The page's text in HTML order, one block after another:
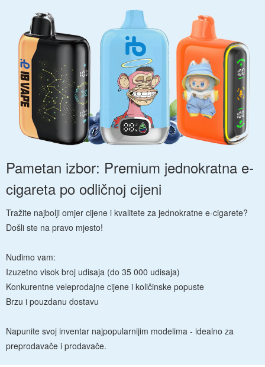
Pametan izbor: Premium jednokratna e-
cigareta po odličnoj cijeni
Tražite najbolji omjer cijene i kvalitete za jednokratne e-cigarete?
Došli ste na pravo mjesto!
Nudimo vam:
Izuzetno visok broj udisaja (do 35 000 udisaja)
Konkurentne veleprodajne cijene i količinske popuste
Brzu i pouzdanu dostavu
Napunite svoj inventar najpopularnijim modelima - idealno za
preprodavače i prodavače.